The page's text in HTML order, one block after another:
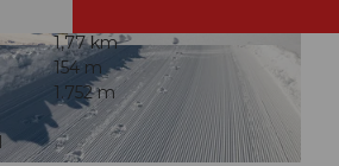
und Ti
BAHNEN AG
© Christian Krebs, RIGI BAHNEN AG |
1,77 km
154 m
1.752 m